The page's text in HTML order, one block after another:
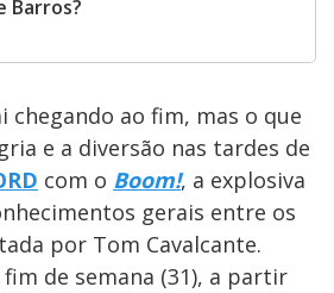
Barros?
chegando ao fim, mas o que
e a diversão nas tardes de
com o Boom!, a explosiva
gerais entre os
por Tom Cavalcante.
fim de semana (31), a partir